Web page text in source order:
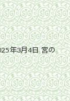
年3月4日 宮の